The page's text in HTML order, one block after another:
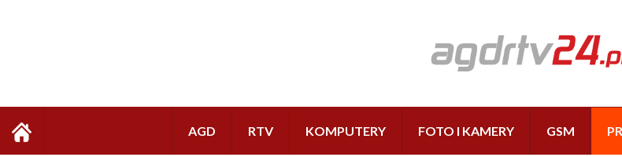
AGD RTV KOMPUTERY FOTO I KAMERY GSM